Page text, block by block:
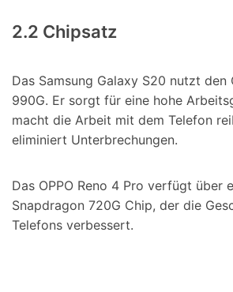
2.2 Chipsatz
Das Samsung Galaxy S20 nutzt den
990G. Er sorgt für eine hohe
macht die Arbeit mit dem Telefon
eliminiert Unterbrechungen.
Das OPPO Reno 4 Pro verfügt über
Snapdragon 720G Chip, der die
Telefons verbessert.